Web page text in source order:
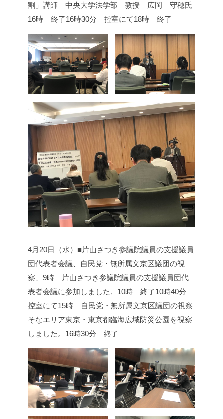
割」 講師 中央大学法学部 教授 広岡 守穂氏
16時 終了16時30分 控室にて18時 終了
4月20日（水）■片山さつき参議院議員の支援議員
団代表者会議、自民党・無所属文京区議団の視
察、 9時 片山さつき参議院議員の支援議員団代
表者会議に参加しました。 10時 終了10時40分
控室にて15時 自民党・無所属文京区議団の視察
そなエリア東京・東京都臨海広域防災公園を視察
しました。 16時30分 終了